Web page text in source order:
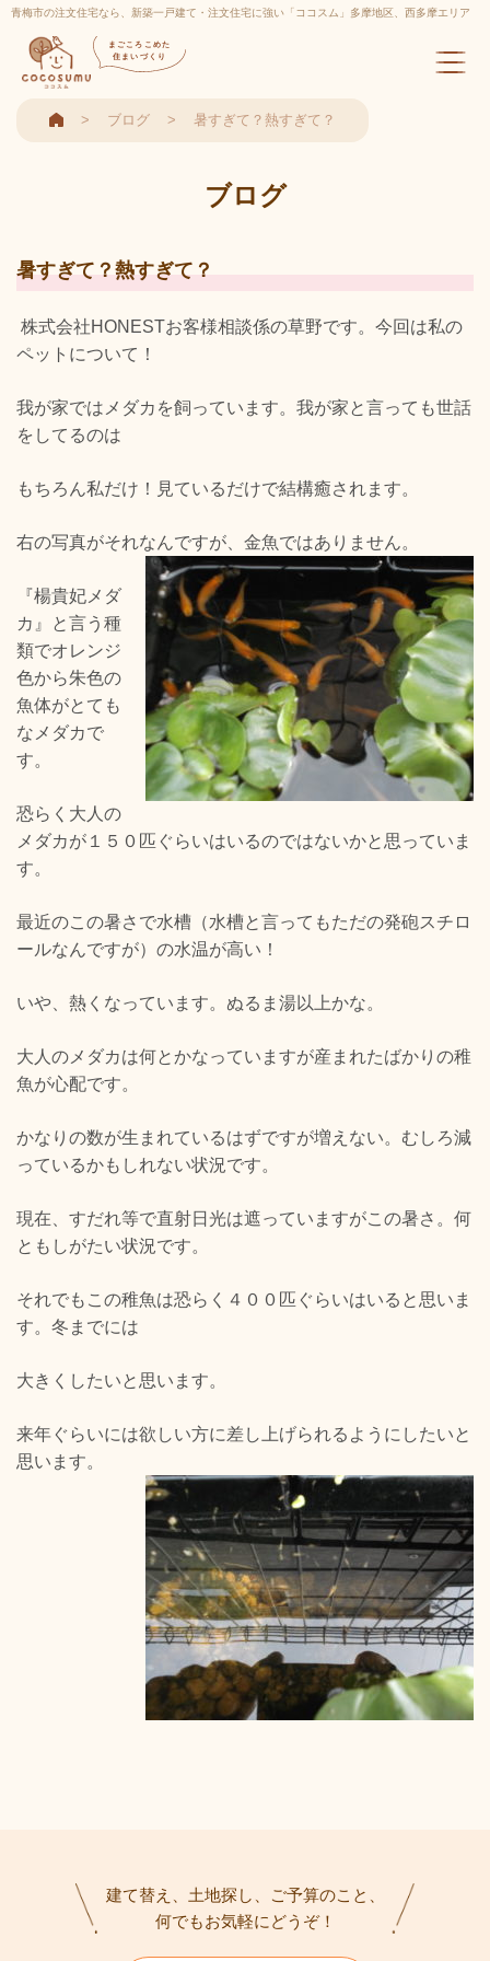
青梅市の注文住宅なら、新築一戸建て・注文住宅に強い「ココスム」多摩地区、西多摩エリア
実績多数
まごころこめた
住まいづくり
ブログ 暑すぎて？熱すぎて？
ブログ
暑すぎて？熱すぎて？
株式会社HONESTお客様相談係の草野です。今回は私の
ペットについて！
我が家ではメダカを飼っています。我が家と言っても世話
をしてるのは
もちろん私だけ！見ているだけで結構癒されます。
右の写真がそれなんですが、金魚ではありません。
『楊貴妃メダ
カ』と言う種
類でオレンジ
色から朱色の
魚体がとても
なメダカで
す。
恐らく大人の
メダカが１５０匹ぐらいはいるのではないかと思っていま
す。
最近のこの暑さで水槽（水槽と言ってもただの発砲スチロ
ールなんですが）の水温が高い！
いや、熱くなっています。ぬるま湯以上かな。
大人のメダカは何とかなっていますが産まれたばかりの稚
魚が心配です。
かなりの数が生まれているはずですが増えない。むしろ減
っているかもしれない状況です。
現在、すだれ等で直射日光は遮っていますがこの暑さ。何
ともしがたい状況です。
それでもこの稚魚は恐らく４００匹ぐらいはいると思いま
す。冬までには
大きくしたいと思います。
来年ぐらいには欲しい方に差し上げられるようにしたいと
思います。
建て替え、土地探し、ご予算のこと、
何でもお気軽にどうぞ！